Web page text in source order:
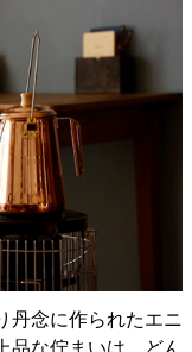
丹念に作られたエニ
品な佇まいは、どん